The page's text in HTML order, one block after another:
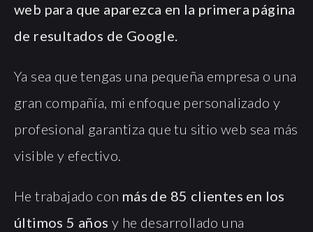
web para que aparezca en la primera página
de resultados de Google.
Ya sea que tengas una pequeña empresa o una
gran compañía, mi enfoque personalizado y
profesional garantiza que tu sitio web sea más
visible y efectivo.
He trabajado con más de 85 clientes en los
últimos 5 años y he desarrollado una